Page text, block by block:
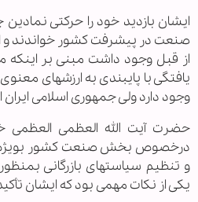
ایشان بازدید خود را حرکتی
صنعت در پیشرفت کشور خواندند و
از قبل وجود داشت مبنی بر اینکه
یافتگی با پایبندی به ارزشهای
وجود دارد ولی جمهوری اسلامی ایران
حضرت آیت الله العظمی العظمی
درخصوص بخش صنعت کشور بویژه
و تنظیم سیاستهای بازرگانی
یکی از نکات مهمی بود که ایشان